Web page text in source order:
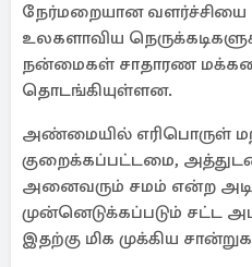
நேர்மறையான வளர்ச்சியை
உலகளாவிய
நன்மைகள் சாதாரண
தொடங்கியுள்ளன.
அண்மையில் எரிபொருள்
குறைக்கப்பட்டமை,
அனைவரும் சமம் என்ற
முன்னெடுக்கப்படும் சட்ட
இதற்கு மிக முக்கிய